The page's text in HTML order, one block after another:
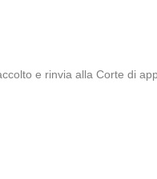
e rinvia alla Corte di